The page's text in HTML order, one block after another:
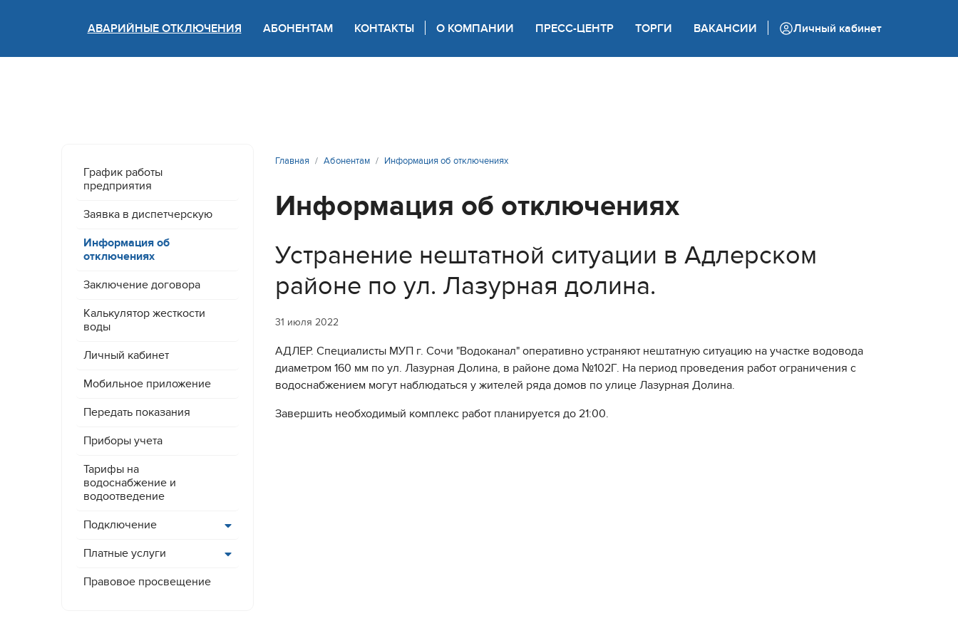
Версия для слабовидящих +7 (862) 444 05 05
АВАРИЙНЫЕ ОТКЛЮЧЕНИЯ АБОНЕНТАМ КОНТАКТЫ О КОМПАНИИ ПРЕСС-ЦЕНТР ТОРГИ ВАКАНСИИ Личный кабинет
График работы
предприятия
Заявка в диспетчерскую
Информация об
отключениях
Заключение договора
Калькулятор жесткости
воды
Личный кабинет
Мобильное приложение
Передать показания
Приборы учета
Тарифы на
водоснабжение и
водоотведение
Подключение
Платные услуги
Правовое просвещение
Главная Абонентам Информация об отключениях
Информация об отключениях
Устранение нештатной ситуации в Адлерском
районе по ул. Лазурная долина.
31 июля 2022
АДЛЕР. Специалисты МУП г. Сочи "Водоканал" оперативно устраняют нештатную ситуацию на участке водовода
диаметром 160 мм по ул. Лазурная Долина, в районе дома №102Г. На период проведения работ ограничения с
водоснабжением могут наблюдаться у жителей ряда домов по улице Лазурная Долина.
Завершить необходимый комплекс работ планируется до 21:00.